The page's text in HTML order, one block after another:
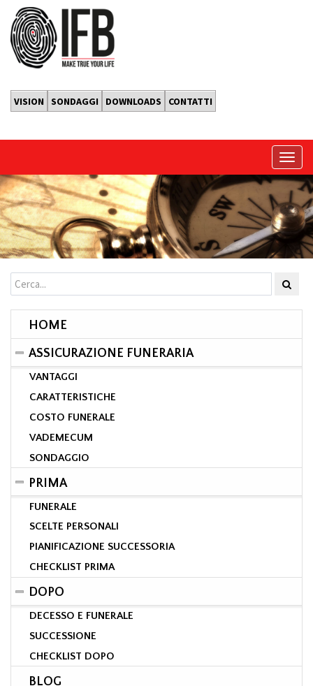
VISION SONDAGGI DOWNLOADS CONTATTI
HOME
ASSICURAZIONE FUNERARIA
VANTAGGI
CARATTERISTICHE
COSTO FUNERALE
VADEMECUM
SONDAGGIO
PRIMA
FUNERALE
SCELTE PERSONALI
PIANIFICAZIONE SUCCESSORIA
CHECKLIST PRIMA
DOPO
DECESSO E FUNERALE
SUCCESSIONE
CHECKLIST DOPO
BLOG